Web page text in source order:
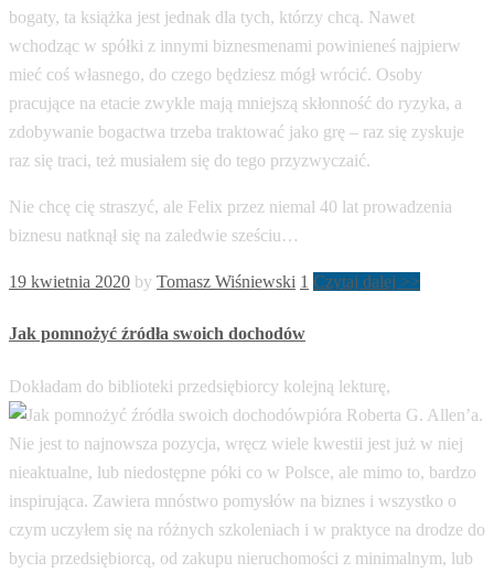
bogaty, ta książka jest jednak dla tych, którzy chcą. Nawet
wchodząc w spółki z innymi biznesmenami powinieneś najpierw
mieć coś własnego, do czego będziesz mógł wrócić. Osoby
pracujące na etacie zwykle mają mniejszą skłonność do ryzyka, a
zdobywanie bogactwa trzeba traktować jako grę – raz się zyskuje
raz się traci, też musiałem się do tego przyzwyczaić.
Nie chcę cię straszyć, ale Felix przez niemal 40 lat prowadzenia
biznesu natknął się na zaledwie sześciu…
19 kwietnia 2020 by Tomasz Wiśniewski 1 Czytaj dalej >>
Jak pomnożyć źródła swoich dochodów
Dokładam do biblioteki przedsiębiorcy kolejną lekturę,
pióra Roberta G. Allen’a.
Nie jest to najnowsza pozycja, wręcz wiele kwestii jest już w niej
nieaktualne, lub niedostępne póki co w Polsce, ale mimo to, bardzo
inspirująca. Zawiera mnóstwo pomysłów na biznes i wszystko o
czym uczyłem się na różnych szkoleniach i w praktyce na drodze do
bycia przedsiębiorcą, od zakupu nieruchomości z minimalnym, lub